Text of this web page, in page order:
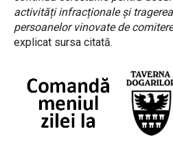
activități infracționale și
persoanelor vinovate de
explicat sursa citată.